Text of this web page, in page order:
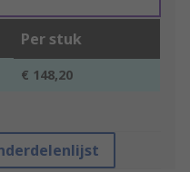
Per stuk
€ 148,20